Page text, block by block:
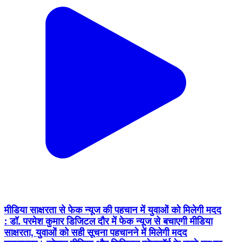
मीडिया साक्षरता से फेक न्यूज की पहचान में युवाओं को मिलेगी मदद
: डॉ. परमेश कुमार डिजिटल दौर में फेक न्यूज से बचाएगी मीडिया
साक्षरता, युवाओं को सही सूचना पहचानने में मिलेगी मदद